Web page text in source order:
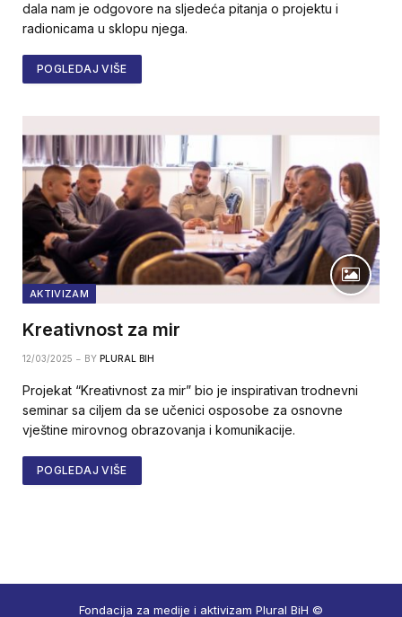
dala nam je odgovore na sljedeća pitanja o projektu i
radionicama u sklopu njega.
POGLEDAJ VIŠE
AKTIVIZAM
Kreativnost za mir
12/03/2025 BY PLURAL BIH
Projekat “Kreativnost za mir” bio je inspirativan trodnevni
seminar sa ciljem da se učenici osposobe za osnovne
vještine mirovnog obrazovanja i komunikacije.
POGLEDAJ VIŠE
Fondacija za medije i aktivizam Plural BiH ©